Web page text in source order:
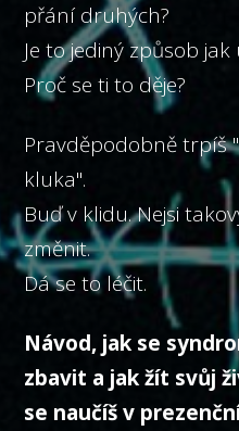
přání druhých?
Je to jediný způsob
Proč se ti to děje?
Pravděpodobně trpíš
kluka".
Buď v klidu. Nejsi
změnit.
Dá se to léčit.
Návod, jak se
zbavit a jak žít svůj
se naučíš v